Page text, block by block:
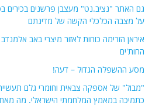
גם האתר "נציב.נט" מעצבן פרשנים בכירים
על מצבה הכלכלי הקשה של מדינתם
איראן הזרימה כוחות לאזור מיצרי באב
החות'ים
מסע ההשפלה הגדול – דעה!
"מבול" של אספקה צבאית וחומרי גלם
כתמיכה במאמץ המלחמתי הישראלי. מה